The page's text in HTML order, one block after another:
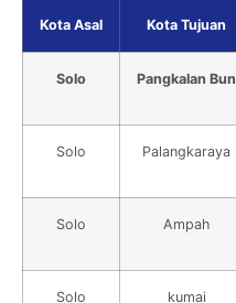
Kota Asal Kota Tujuan
Solo Pangkalan Bun
Solo Palangkaraya
Solo Ampah
Solo kumai